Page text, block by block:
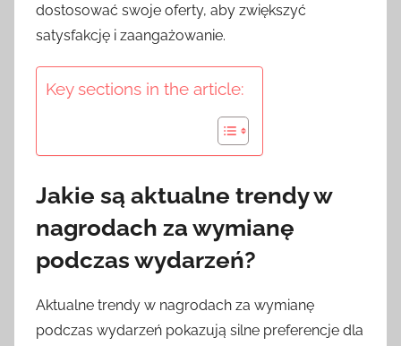
dostosować swoje oferty, aby zwiększyć
satysfakcję i zaangażowanie.
Key sections in the article:
Jakie są aktualne trendy w
nagrodach za wymianę
podczas wydarzeń?
Aktualne trendy w nagrodach za wymianę
podczas wydarzeń pokazują silne preferencje dla